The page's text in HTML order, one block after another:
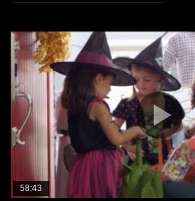
58:43